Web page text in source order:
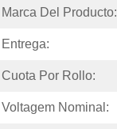
Marca Del Producto:
Entrega:
Cuota Por Rollo:
Voltagem Nominal: